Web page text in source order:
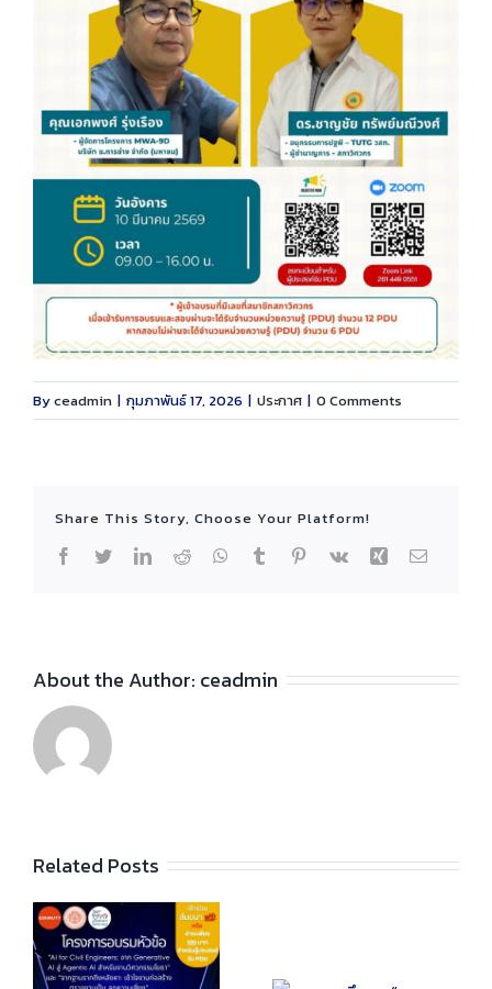
Byceadmin | กุมภาพันธ์ 17, 2026 | ประกาศ | 0 Comments
Share This Story, Choose Your Platform!
Facebook
TwitterLinkedIn
Reddit WhatsApp
Tumblr Pinterest
Vk Xing Email
About the Author: ceadmin
Related Posts